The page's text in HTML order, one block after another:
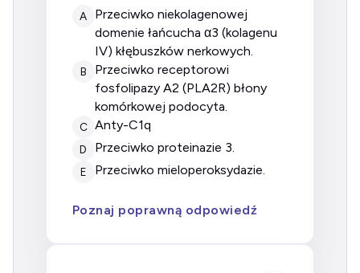
A
przeciwko niekolagenowej
domenie łańcucha α3 (kolagenu
IV) kłębuszków nerkowych.
B
przeciwko receptorowi
fosfolipazy A2 (PLA2R) błony
komórkowej podocyta.
C anty-C1q
D przeciwko proteinazie 3.
E przeciwko mieloperoksydazie.
Poznaj poprawną odpowiedź